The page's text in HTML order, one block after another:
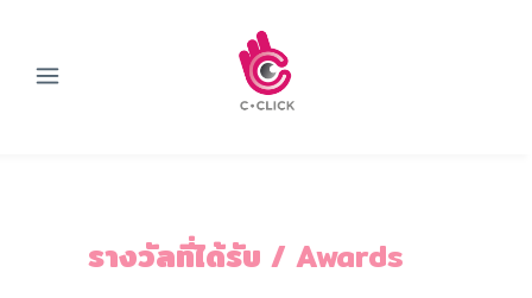
รางวัลที่ได้รับ / Awards